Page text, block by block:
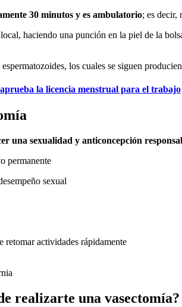
30 minutos y es ambulatorio; es decir,
haciendo una punción en la piel de la
los cuales se siguen
la licencia menstrual para el trabajo
una sexualidad y anticoncepción
permanente
sexual
retomar actividades rápidamente
realizarte una vasectomía?